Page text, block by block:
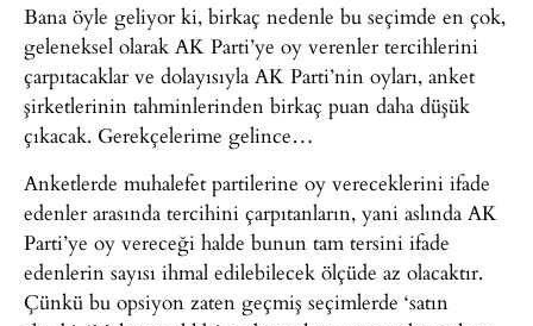
Bana öyle geliyor ki, birkaç nedenle bu seçimde en çok,
geleneksel olarak AK Parti’ye oy verenler tercihlerini
çarpıtacaklar ve dolayısıyla AK Parti’nin oyları, anket
şirketlerinin tahminlerinden birkaç puan daha düşük
çıkacak. Gerekçelerime gelince…
Anketlerde muhalefet partilerine oy vereceklerini ifade
edenler arasında tercihini çarpıtanların, yani aslında AK
Parti’ye oy vereceği halde bunun tam tersini ifade
edenlerin sayısı ihmal edilebilecek ölçüde az olacaktır.
Çünkü bu opsiyon zaten geçmiş seçimlerde ‘satın